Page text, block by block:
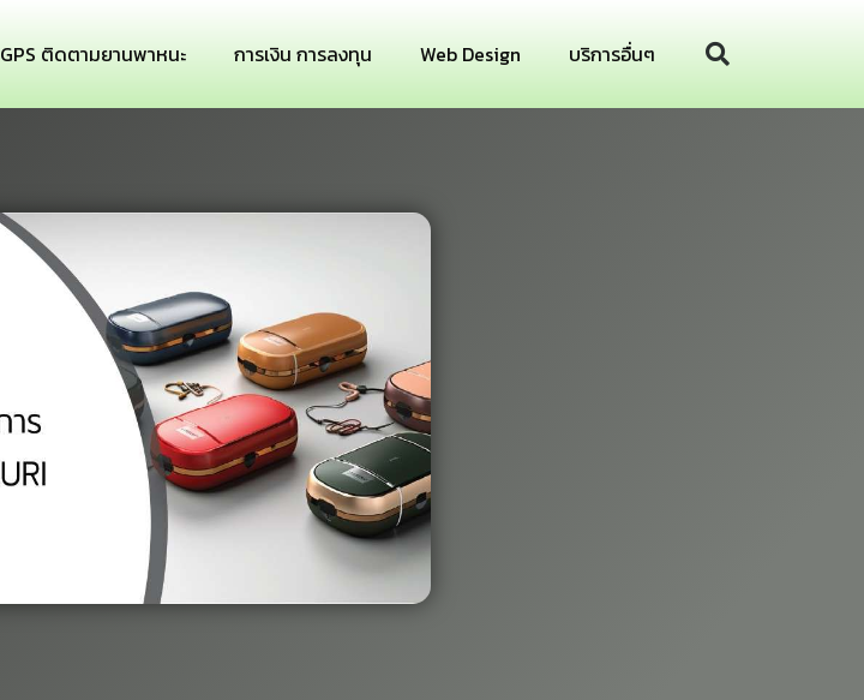
GPS ติดตามยานพาหนะ การเงิน การลงทุน Web Design บริการอื่นๆ